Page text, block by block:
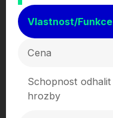
Vlastnost/Funkce
Cena
Schopnost odhalit
hrozby